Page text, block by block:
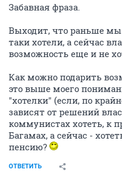
Забавная фраза.
Выходит, что раньше мы
таки хотели, а сейчас
возможность еще и не
Как можно подарить
это выше моего
"хотелки" (если, по
зависят от решений
коммунистах хотеть, к
Багамах, а сейчас -
пенсию?
ОТВЕТИТЬ